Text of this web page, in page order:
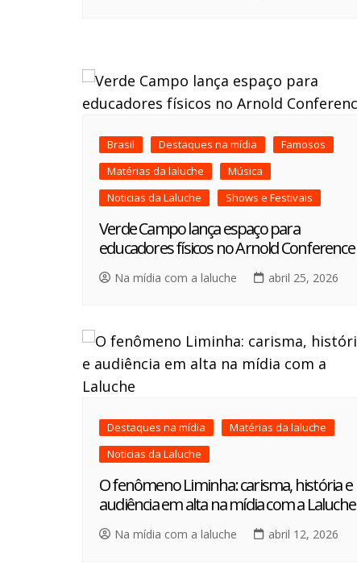
Brasil Destaques na mídia
Famosos
Matérias da laluche
Música
Noticias da Laluche
Shows e Festivais
Verde Campo lança espaço para
educadores físicos no Arnold Conference
Na mídia com a laluche abril 25, 2026
Destaques na mídia
Matérias da laluche
Noticias da Laluche
O fenômeno Liminha: carisma, história e
audiência em alta na mídia com a Laluche
Na mídia com a laluche abril 12, 2026